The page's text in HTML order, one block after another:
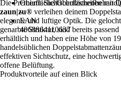
Oberfläche/
-
EAN
4068864110637
Die Premium Sichtschutzstreifen mit
zaun|zu® verleihen deinem
elegante und luftige Optik. Die
genarbte Struktur, sind bereits
erhältlich und haben eine Höhe von
handelsüblichen
effektiven Sichtschutz, eine
offene Belüftung.
Produktvorteile auf einen Blick